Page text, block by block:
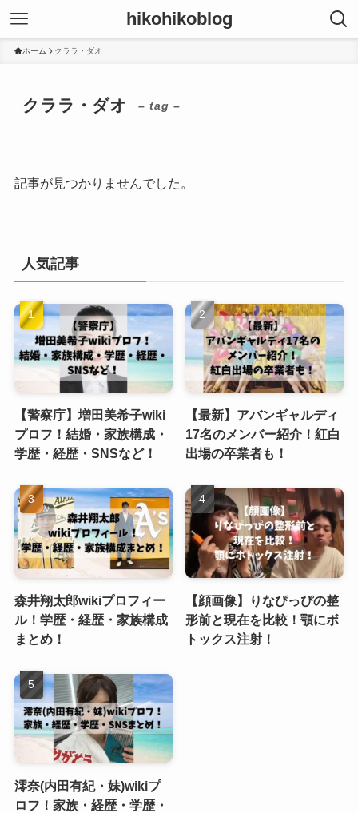
hikohikoblog
ホーム クララ・ダオ
クララ・ダオ – tag –
記事が見つかりませんでした。
人気記事
【警察庁】増田美希子wiki
プロフ！結婚・家族構成・
学歴・経歴・SNSなど！
【最新】アバンギャルディ
17名のメンバー紹介！紅白
出場の卒業者も！
森井翔太郎wikiプロフィー
ル！学歴・経歴・家族構成
まとめ！
【顔画像】りなぴっぴの整
形前と現在を比較！顎にボ
トックス注射！
澪奈(内田有紀・妹)wikiプ
ロフ！家族・経歴・学歴・